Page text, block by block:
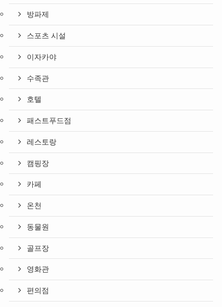
방파제
스포츠 시설
이자카야
수족관
호텔
패스트푸드점
레스토랑
캠핑장
카페
온천
동물원
골프장
영화관
편의점